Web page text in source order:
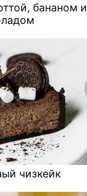
бананом и
чизкейк